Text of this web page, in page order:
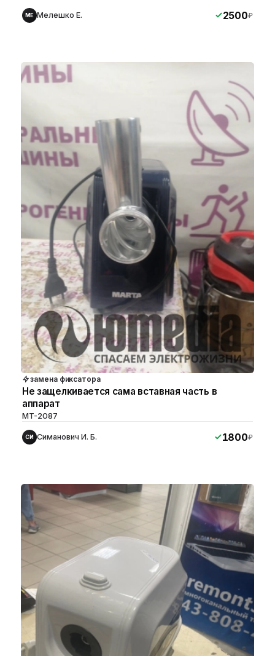
МЕ Мелешко Е. 2500₽
замена фиксатора
Не защелкивается сама вставная часть в
аппарат
MT-2087
СИ Симанович И. Б. 1800₽